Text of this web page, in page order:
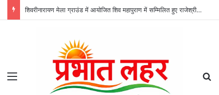
शिवरीनारायण मेला ग्राउंड में आयोजित शिव महापुराण में सम्मिलित हुए राजेश्री महन्त रामसुंदर दास
Menu